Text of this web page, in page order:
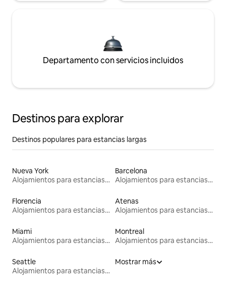
Departamento con servicios incluidos
Destinos para explorar
Destinos populares para estancias largas
Nueva York
Alojamientos para estancias largas
Barcelona
Alojamientos para estancias largas
Florencia
Alojamientos para estancias largas
Atenas
Alojamientos para estancias largas
Miami
Alojamientos para estancias largas
Montreal
Alojamientos para estancias largas
Seattle
Alojamientos para estancias largas
Mostrar más